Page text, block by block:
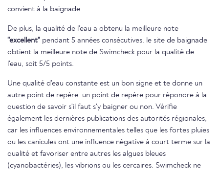
convient à la baignade.
De plus, la qualité de l'eau a obtenu la meilleure note
"excellent" pendant 5 années consécutives. le site de baignade
obtient la meilleure note de Swimcheck pour la qualité de
l'eau, soit 5/5 points.
Une qualité d'eau constante est un bon signe et te donne un
autre point de repère. un point de repère pour répondre à la
question de savoir s'il faut s'y baigner ou non. Vérifie
également les dernières publications des autorités régionales,
car les influences environnementales telles que les fortes pluies
ou les canicules ont une influence négative à court terme sur la
qualité et favoriser entre autres les algues bleues
(cyanobactéries), les vibrions ou les cercaires. Swimcheck ne